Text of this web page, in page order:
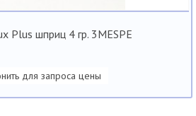
Plus шприц 4 гр. 3MESPE
для запроса цены